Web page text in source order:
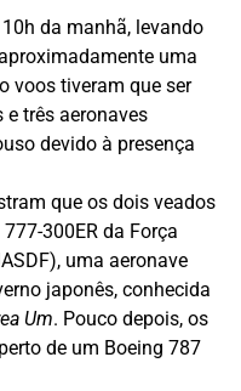
da manhã, levando
uma
voos tiveram que ser
três aeronaves
devido à presença
que os dois veados
300ER da Força
uma aeronave
japonês, conhecida
Um. Pouco depois, os
de um Boeing 787